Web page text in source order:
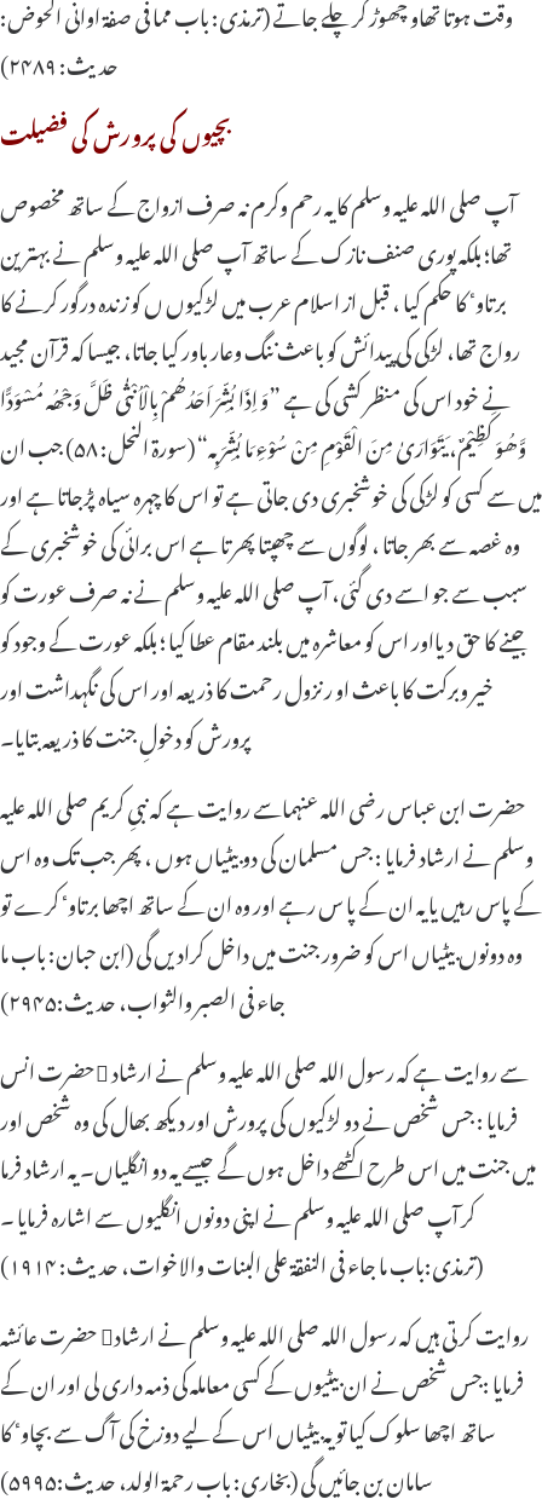
وقت ہوتا تھاو چھوڑ کر چلے جاتے (ترمذی: باب مما فی صفة اوانی الحوض:
حدیث: ۲۴۸۹)
بچیوں کی پرورش کی فضیلت
آپ صلی اللہ علیہ وسلم کا یہ رحم وکرم نہ صرف ازواج کے ساتھ مخصوص
تھا؛ بلکہ پوری صنف نازک کے ساتھ آپ صلی اللہ علیہ وسلم نے بہترین
برتاوٴ کا حکم کیا ، قبل از اسلام عرب میں لڑکیوں ں کو زندہ درگور کرنے کا
رواج تھا، لڑکی کی پیدائش کو باعث ننگ وعار باور کیا جاتا، جیسا کہ قرآن مجید
نے خود اس کی منظر کشی کی ہے ”وَ اِذَا بُشِّرَ اَحَدُھُمْ بِالْاُنْثٰی ظَلَّ وَجْھُہ مُسْوَدًّا
وَّھُوَ کَظِیْمٌ، یَتَوَارَیٰ مِنَ الْقَوْمِ مِنْ سُوْءِ مَا بُشِّرَ بِہ“ (سورة النحل: ۵۸) جب ان
میں سے کسی کو لڑکی کی خوشخبری دی جاتی ہے تو اس کا چہرہ سیاہ پڑجاتا ہے اور
وہ غصہ سے بھر جاتا ، لوگوں سے چھپتا پھرتا ہے اس برائی کی خوشخبری کے
سبب سے جو اسے دی گئی، آپ صلی اللہ علیہ وسلم نے نہ صرف عورت کو
جینے کا حق دیااور اس کو معاشرہ میں بلند مقام عطا کیا ؛ بلکہ عورت کے وجود کو
خیر وبرکت کا باعث او رنزول رحمت کا ذریعہ اور اس کی نگہداشت اور
پرورش کو دخولِ جنت کا ذریعہ بتایا۔
حضرت ابن عباس رضی اللہ عنہماسے روایت ہے کہ نبیِ کریم صلی اللہ علیہ
وسلم نے ارشاد فرمایا : جس مسلمان کی دو بیٹیاں ہوں ، پھر جب تک وہ اس
کے پاس رہیں یا یہ ان کے پا س رہے اور وہ ان کے ساتھ اچھا برتاوٴ کرے تو
وہ دونوں بیٹیاں اس کو ضرور جنت میں داخل کرادیں گی (ابن حبان: باب ما
جاء فی الصبر والثواب، حدیث:۲۹۴۵)
حضرت انس سے روایت ہے کہ رسول اللہ صلی اللہ علیہ وسلم نے ارشاد
فرمایا : جس شخص نے دو لڑکیوں کی پرورش اور دیکھ بھال کی وہ شخص اور
میں جنت میں اس طرح اکٹھے داخل ہوں گے جیسے یہ دو انگلیاں۔ یہ ارشاد فرما
کر آپ صلی اللہ علیہ وسلم نے اپنی دونوں انگلیوں سے اشارہ فرمایا ۔
(ترمذی:باب ما جاء فی النفقة علی البنات والاخوات، حدیث: ۱۹۱۴)
حضرت عائشہ روایت کرتی ہیں کہ رسول اللہ صلی اللہ علیہ وسلم نے ارشاد
فرمایا :جس شخص نے ان بیٹیوں کے کسی معاملہ کی ذمہ داری لی اور ان کے
ساتھ اچھا سلوک کیا تو یہ بیٹیاں اس کے لیے دوزخ کی آگ سے بچاوٴ کا
سامان بن جائیں گی (بخاری: باب رحمة الولد، حدیث:۵۹۹۵)